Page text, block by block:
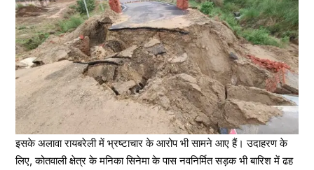
इसके अलावा रायबरेली में भ्रष्टाचार के आरोप भी सामने आए हैं। उदाहरण के
लिए, कोतवाली क्षेत्र के मनिका सिनेमा के पास नवनिर्मित सड़क भी बारिश में ढह